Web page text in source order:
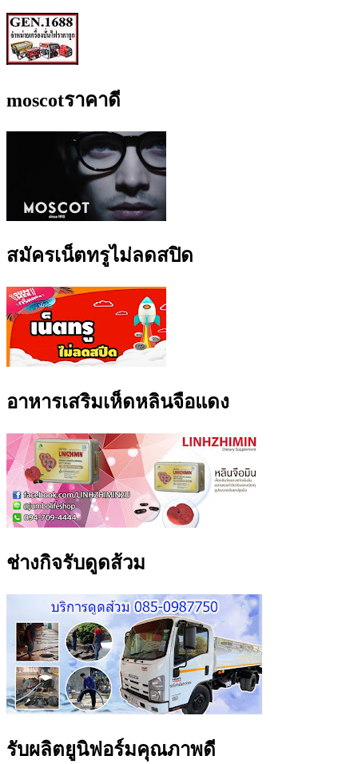
moscotราคาดี
สมัครเน็ตทรูไม่ลดสปิด
อาหารเสริมเห็ดหลินจือแดง
ช่างกิจรับดูดส้วม
รับผลิตยูนิฟอร์มคุณภาพดี